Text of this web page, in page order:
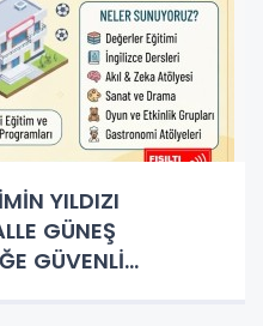
YILDIZI
GÜNEŞ
GÜVENLİ